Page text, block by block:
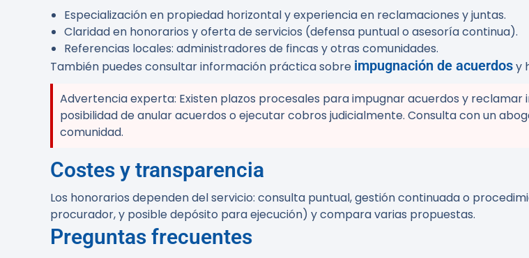
Especialización en propiedad horizontal y experiencia en reclamaciones y juntas.
Claridad en honorarios y oferta de servicios (defensa puntual o asesoría continua).
Referencias locales: administradores de fincas y otras comunidades.
También puedes consultar información práctica sobre impugnación de acuerdosy
Advertencia experta: Existen plazos procesales para impugnar acuerdos y
posibilidad de anular acuerdos o ejecutar cobros judicialmente. Consulta con un
comunidad.
Costes y transparencia
Los honorarios dependen del servicio: consulta puntual, gestión continuada o
procurador, y posible depósito para ejecución) y compara varias propuestas.
Preguntas frecuentes